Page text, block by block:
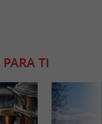
PARA TI